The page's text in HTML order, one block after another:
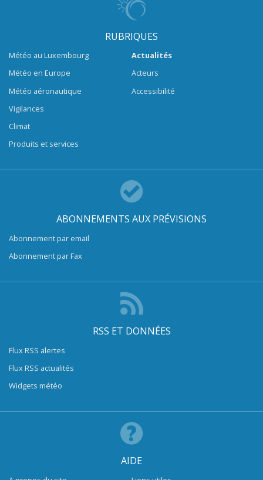
RUBRIQUES
Météo au Luxembourg
Météo en Europe
Météo aéronautique
Vigilances
Climat
Produits et services
Actualités
Acteurs
Accessibilité
ABONNEMENTS AUX PRÉVISIONS
Abonnement par email
Abonnement par Fax
RSS ET DONNÉES
Flux RSS alertes
Flux RSS actualités
Widgets météo
AIDE